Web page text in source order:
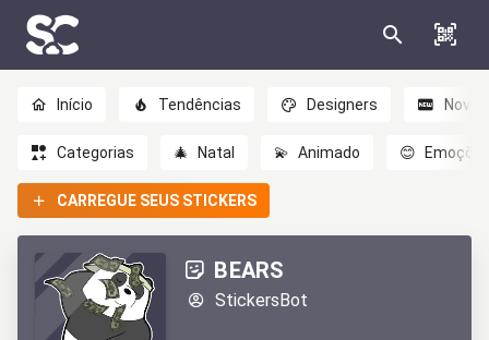
Início Tendências Designers Novo
Categorias 🎄 Natal 💫 Animado 😊
CARREGUE SEUS STICKERS
BEARS
StickersBot